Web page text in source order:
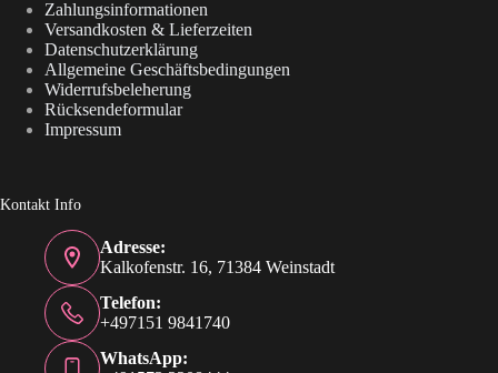
Zahlungsinformationen
Versandkosten & Lieferzeiten
Datenschutzerklärung
Allgemeine Geschäftsbedingungen
Widerrufsbeleherung
Rücksendeformular
Impressum
Kontakt Info
Adresse:
Kalkofenstr. 16, 71384 Weinstadt
Telefon:
+497151 9841740
WhatsApp: